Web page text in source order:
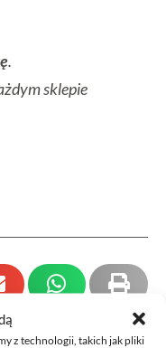
z technologii, takich jak pliki
.
sklepie